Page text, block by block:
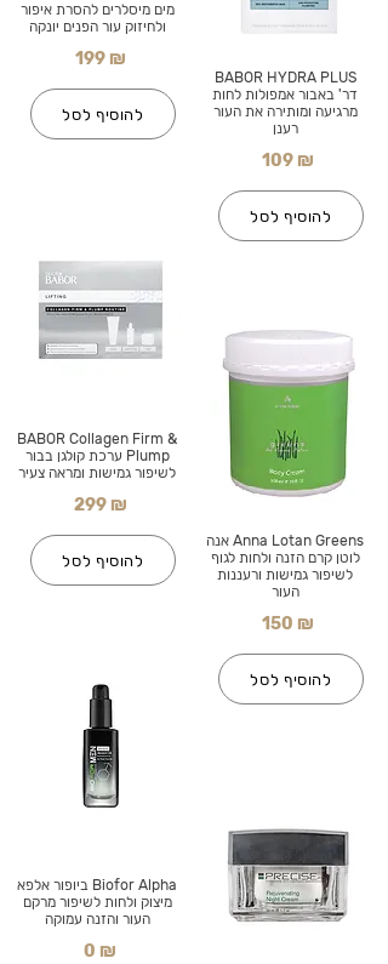
מים מיסלרים להסרת איפור
ולחיזוק עור הפנים יונקה
199 ₪
להוסיף לסל
BABOR Collagen Firm &
Plump ערכת קולגן בבור
לשיפור גמישות ומראה צעיר
299 ₪
להוסיף לסל
Biofor Alpha ביופור אלפא
מיצוק ולחות לשיפור מרקם
העור והזנה עמוקה
0 ₪
BABOR HYDRA PLUS
דר' באבור אמפולות לחות
מרגיעה ומותירה את העור
רענן
109 ₪
להוסיף לסל
Anna Lotan Greens אנה
לוטן קרם הזנה ולחות לגוף
לשיפור גמישות ורעננות
העור
150 ₪
להוסיף לסל